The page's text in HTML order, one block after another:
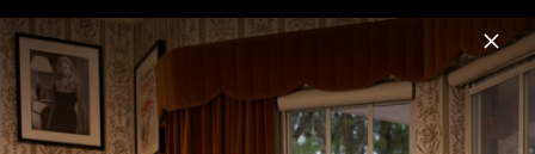
Menu
Angus & Julia Stone